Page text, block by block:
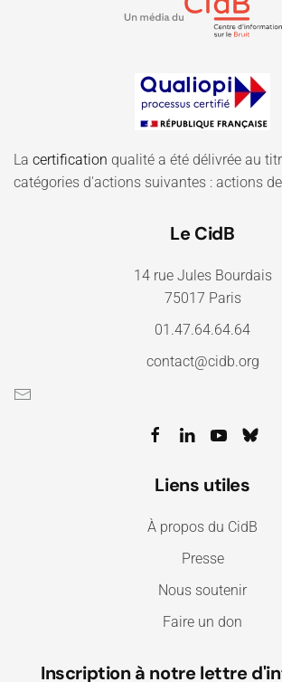
La certification qualité a été délivrée au
catégories d'actions suivantes : actions
Le CidB
14 rue Jules Bourdais
75017 Paris
01.47.64.64.64
contact@cidb.org
Liens utiles
À propos du CidB
Presse
Nous soutenir
Faire un don
Inscription à notre lettre